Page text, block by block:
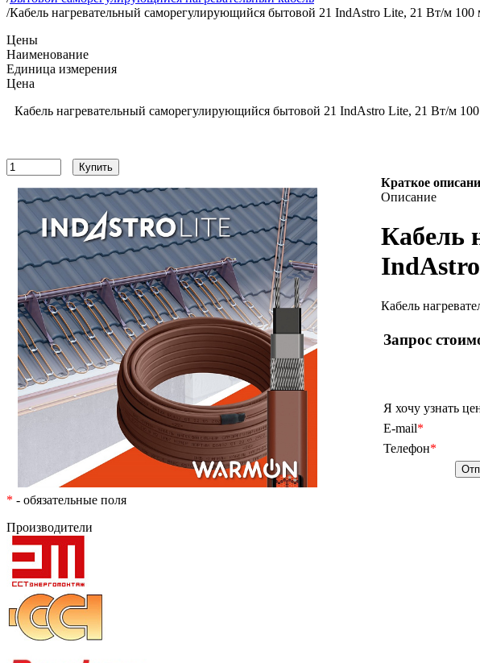
/Кабель нагревательный саморегулирующийся бытовой 21 IndAstro Lite, 21 Вт/м 100
Цены
Наименование
Единица измерения
Цена
Кабель нагревательный саморегулирующийся бытовой 21 IndAstro Lite, 21 Вт/м
Купить
Краткое
Описание
Кабель
Кабель
Запрос
Я хочу узнать
E-mail*
Телефон*
* - обязательные поля
Производители